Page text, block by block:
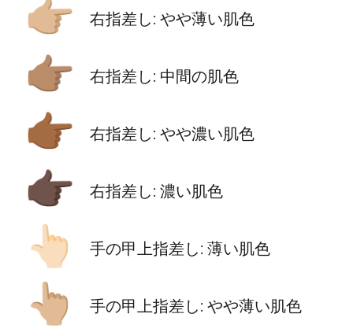
👉🏼 右指差し: やや薄い肌色
👉🏽 右指差し: 中間の肌色
👉🏾 右指差し: やや濃い肌色
👉🏿 右指差し: 濃い肌色
👆🏻 手の甲上指差し: 薄い肌色
👆🏼 手の甲上指差し: やや薄い肌色